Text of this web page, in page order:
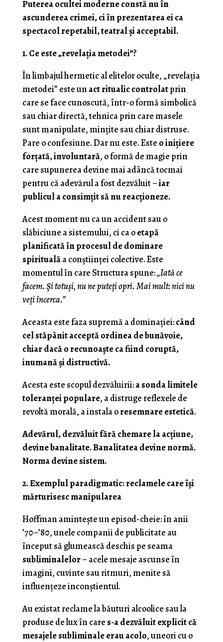
Puterea ocultei moderne constă nu în
ascunderea crimei, ci în prezentarea ei ca
spectacol repetabil, teatral și acceptabil.
1. Ce este „revelația metodei”?
În limbajul hermetic al elitelor oculte, „revelația
metodei” este un act ritualic controlatprin
care se face cunoscută, într-o formă simbolică
sau chiar directă, tehnica prin care masele
sunt manipulate, mințite sau chiar distruse.
Pare o confesiune. Dar nu este. Este o inițiere
forțată, involuntară, o formă de magie prin
care supunerea devine mai adâncă tocmai
pentru că adevărul a fost dezvăluit –iar
publicul a consimțit să nu reacționeze.
Acest moment nu ca un accident sau o
slăbiciune a sistemului, ci ca oetapă
planificată în procesul de dominare
spiritualăa conștiinței colective. Este
momentul în care Structura spune:„Iată ce
facem. Și totuși, nu ne puteți opri. Mai mult: nici nu
veți încerca.”
Aceasta este faza supremă a dominației:când
cel stăpânit acceptă ordinea de bunăvoie,
chiar dacă o recunoaște ca fiind coruptă,
inumană și distructivă.
Acesta este scopul dezvăluirii:a sonda limitele
toleranței populare, a distruge reflexele de
revoltă morală, a instala oresemnare estetică.
Adevărul, dezvăluit fără chemare la acțiune,
devine banalitate. Banalitatea devine normă.
Norma devine sistem.
2. Exemplul paradigmatic: reclamele care își
mărturisesc manipularea
Hoffman amintește un episod-cheie: în anii
’70–’80, unele companii de publicitate au
început să glumească deschis pe seama
subliminalelor– acele mesaje ascunse în
imagini, cuvinte sau ritmuri, menite să
influențeze inconștientul.
Au existat reclame la băuturi alcoolice sau la
produse de lux în care s-a dezvăluit explicit că
mesajele subliminale erau acolo, uneori cu o